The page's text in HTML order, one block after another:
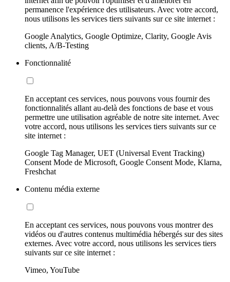
permanence l'expérience des utilisateurs. Avec votre accord,
nous utilisons les services tiers suivants sur ce site internet :
Google Analytics, Google Optimize, Clarity, Google Avis
clients, A/B-Testing
Fonctionnalité
En acceptant ces services, nous pouvons vous fournir des
fonctionnalités allant au-delà des fonctions de base et vous
permettre une utilisation agréable de notre site internet. Avec
votre accord, nous utilisons les services tiers suivants sur ce
site internet :
Google Tag Manager, UET (Universal Event Tracking)
Consent Mode de Microsoft, Google Consent Mode, Klarna,
Freshchat
Contenu média externe
En acceptant ces services, nous pouvons vous montrer des
vidéos ou d'autres contenus multimédia hébergés sur des sites
externes. Avec votre accord, nous utilisons les services tiers
suivants sur ce site internet :
Vimeo, YouTube